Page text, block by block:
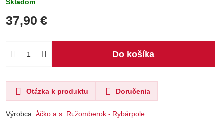
Skladom
37,90 €
Do košíka
Otázka k produktu Doručenia
Výrobca: Áčko a.s. Ružomberok - Rybárpole